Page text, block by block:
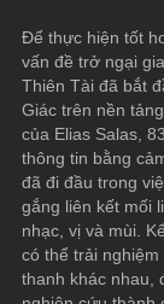
Để thực hiện tốt
vấn đề trở ngại
Thiên Tài đã bắt
Giác trên nền
của Elias Salas,
thông tin bằng
đã đi đầu trong
gắng liên kết mối
nhạc, vị và mùi.
có thể trải
thanh khác nhau,